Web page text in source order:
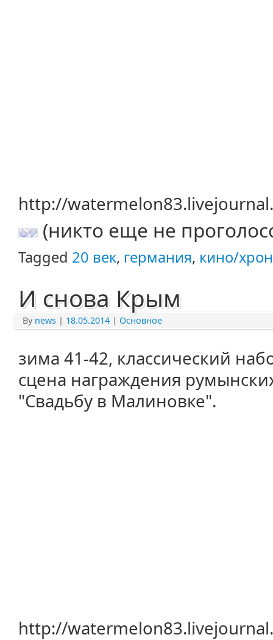
http://
(никто еще не
Tagged 20 век, германия, кино/
И снова Крым
By news | 18.05.2014 | Основное
зима 41-42, классический
сцена награждения
"Свадьбу в Малиновке".
http://